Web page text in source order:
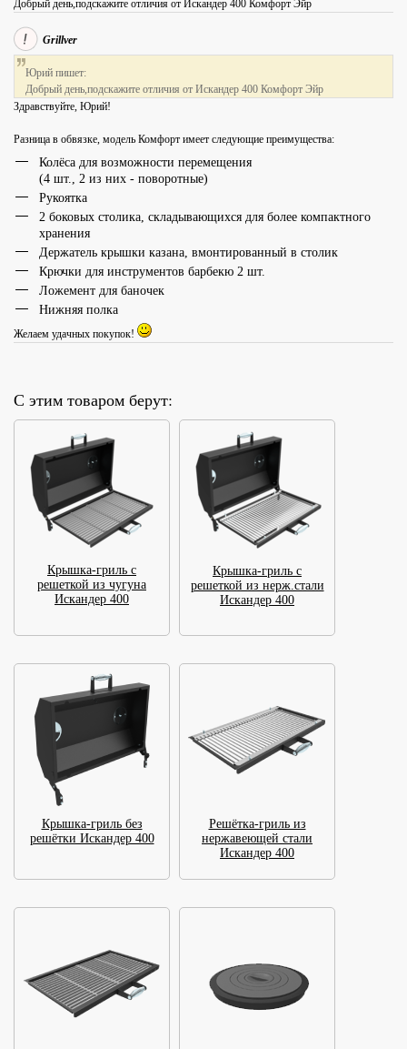
Добрый день,подскажите отличия от Искандер 400 Комфорт Эйр
Grillver
Юрий пишет:
Добрый день,подскажите отличия от Искандер 400 Комфорт Эйр
Здравствуйте, Юрий!
Разница в обвязке, модель Комфорт имеет следующие преимущества:
Колёса для возможности перемещения
(4 шт., 2 из них - поворотные)
Рукоятка
2 боковых столика, складывающихся для более компактного
хранения
Держатель крышки казана, вмонтированный в столик
Крючки для инструментов барбекю 2 шт.
Ложемент для баночек
Нижняя полка
Желаем удачных покупок!
С этим товаром берут:
Крышка-гриль с
решеткой из чугуна
Искандер 400
Крышка-гриль с
решеткой из нерж.стали
Искандер 400
Крышка-гриль без
решётки Искандер 400
Решётка-гриль из
нержавеющей стали
Искандер 400